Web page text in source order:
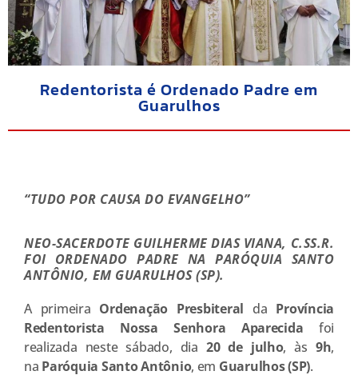
Redentorista é Ordenado Padre em
Guarulhos
“TUDO POR CAUSA DO EVANGELHO”
NEO-SACERDOTE GUILHERME DIAS VIANA, C.SS.R.
FOI ORDENADO PADRE NA PARÓQUIA SANTO
ANTÔNIO, EM GUARULHOS (SP).
A primeira Ordenação Presbiteral da Província
Redentorista Nossa Senhora Aparecida foi
realizada neste sábado, dia 20 de julho, às 9h,
na Paróquia Santo Antônio, em Guarulhos (SP).